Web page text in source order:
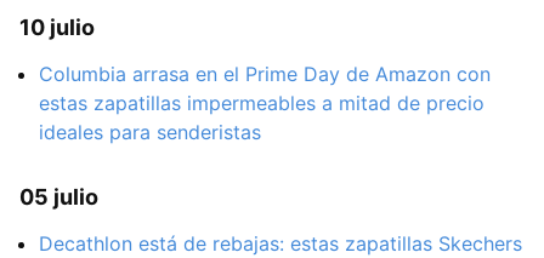
10 julio
Columbia arrasa en el Prime Day de Amazon con
estas zapatillas impermeables a mitad de precio
ideales para senderistas
05 julio
Decathlon está de rebajas: estas zapatillas Skechers